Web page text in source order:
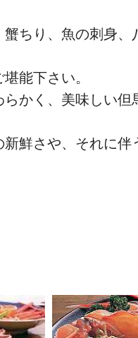
ちり、魚の刺身、
能下さい。
かく、美味しい但
鮮さや、それに伴